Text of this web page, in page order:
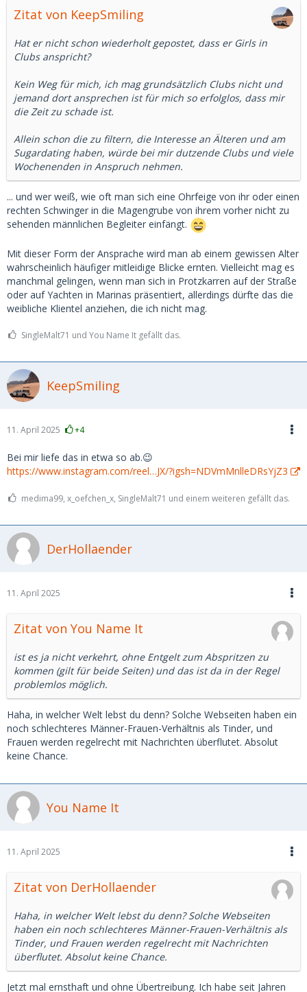
Zitat von KeepSmiling
Hat er nicht schon wiederholt gepostet, dass er Girls in
Clubs anspricht?
Kein Weg für mich, ich mag grundsätzlich Clubs nicht und
jemand dort ansprechen ist für mich so erfolglos, dass mir
die Zeit zu schade ist.
Allein schon die zu filtern, die Interesse an Älteren und am
Sugardating haben, würde bei mir dutzende Clubs und viele
Wochenenden in Anspruch nehmen.
... und wer weiß, wie oft man sich eine Ohrfeige von ihr oder einen
rechten Schwinger in die Magengrube von ihrem vorher nicht zu
sehenden männlichen Begleiter einfängt.
Mit dieser Form der Ansprache wird man ab einem gewissen Alter
wahrscheinlich häufiger mitleidige Blicke ernten. Vielleicht mag es
manchmal gelingen, wenn man sich in Protzkarren auf der Straße
oder auf Yachten in Marinas präsentiert, allerdings dürfte das die
weibliche Klientel anziehen, die ich nicht mag.
SingleMalt71 und You Name It gefällt das.
KeepSmiling
11. April 2025 +4
Bei mir liefe das in etwa so ab.😉
https://www.instagram.com/reel…JX/?igsh=NDVmMnlleDRsYjZ3
medima99, x_oefchen_x, SingleMalt71 und einem weiteren gefällt das.
DerHollaender
11. April 2025
Zitat von You Name It
ist es ja nicht verkehrt, ohne Entgelt zum Abspritzen zu
kommen (gilt für beide Seiten) und das ist da in der Regel
problemlos möglich.
Haha, in welcher Welt lebst du denn? Solche Webseiten haben ein
noch schlechteres Männer-Frauen-Verhältnis als Tinder, und
Frauen werden regelrecht mit Nachrichten überflutet. Absolut
keine Chance.
You Name It
11. April 2025
Zitat von DerHollaender
Haha, in welcher Welt lebst du denn? Solche Webseiten
haben ein noch schlechteres Männer-Frauen-Verhältnis als
Tinder, und Frauen werden regelrecht mit Nachrichten
überflutet. Absolut keine Chance.
Jetzt mal ernsthaft und ohne Übertreibung. Ich habe seit Jahren